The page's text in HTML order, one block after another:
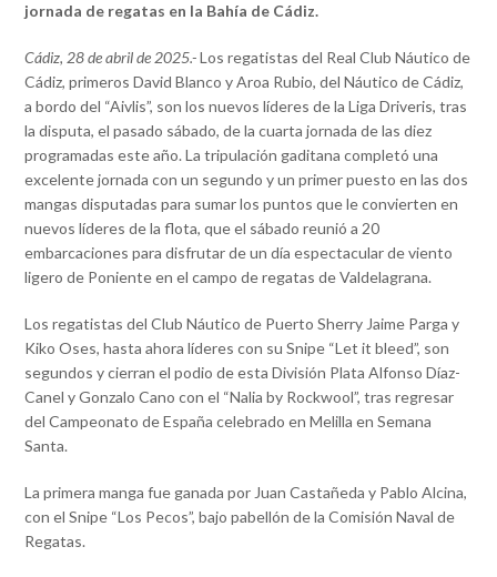
jornada de regatas en la Bahía de Cádiz.
Cádiz, 28 de abril de 2025.-Los regatistas del Real Club Náutico de
Cádiz, primeros David Blanco y Aroa Rubio, del Náutico de Cádiz,
a bordo del “Aivlis”, son los nuevos líderes de la Liga Driveris, tras
la disputa, el pasado sábado, de la cuarta jornada de las diez
programadas este año. La tripulación gaditana completó una
excelente jornada con un segundo y un primer puesto en las dos
mangas disputadas para sumar los puntos que le convierten en
nuevos líderes de la flota, que el sábado reunió a 20
embarcaciones para disfrutar de un día espectacular de viento
ligero de Poniente en el campo de regatas de Valdelagrana.
Los regatistas del Club Náutico de Puerto Sherry Jaime Parga y
Kiko Oses, hasta ahora líderes con su Snipe “Let it bleed”, son
segundos y cierran el podio de esta División Plata Alfonso Díaz-
Canel y Gonzalo Cano con el “Nalia by Rockwool”, tras regresar
del Campeonato de España celebrado en Melilla en Semana
Santa.
La primera manga fue ganada por Juan Castañeda y Pablo Alcina,
con el Snipe “Los Pecos”, bajo pabellón de la Comisión Naval de
Regatas.